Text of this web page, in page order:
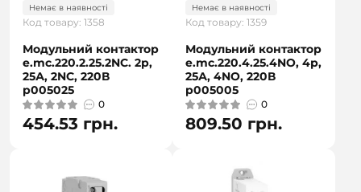
Немає в наявності
Код товару: 1358
Модульний контактор
e.mc.220.2.25.2NC. 2р,
25А, 2NC, 220В
p005025
0
454.53 грн.
Немає в наявності
Код товару: 1359
Модульний контактор
e.mc.220.4.25.4NO, 4р,
25А, 4NO, 220В
p005005
0
809.50 грн.